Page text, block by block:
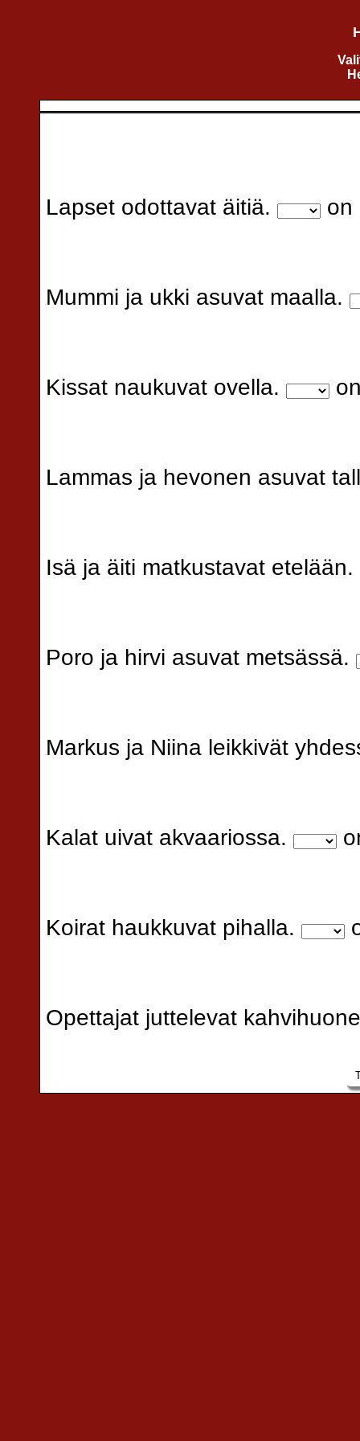
Lapset odottavat äitiä. on
Mummi ja ukki asuvat maalla.
Kissat naukuvat ovella.
Lammas ja hevonen asuvat
Isä ja äiti matkustavat etelään.
Poro ja hirvi asuvat metsässä.
Markus ja Niina leikkivät
Kalat uivat akvaariossa.
Koirat haukkuvat pihalla.
Opettajat juttelevat